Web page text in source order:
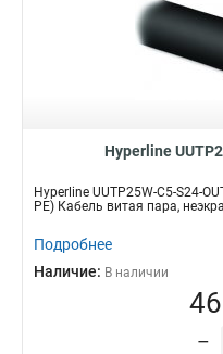
Hyperline
Hyperline UUTP25W-C5-S24-
PE) Кабель витая пара,
Подробнее
Наличие: В наличии
–